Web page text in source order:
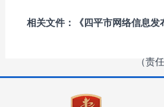
相关文件：《四平市网络信息发
（责